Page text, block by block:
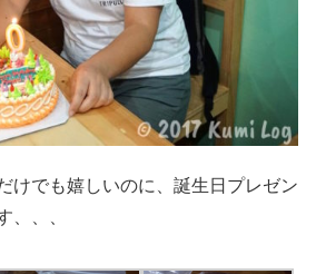
けでも嬉しいのに、誕生日プレゼン
、、、